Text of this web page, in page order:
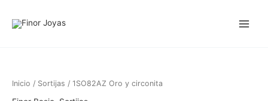
Inicio / Sortijas / 1SO82AZ Oro y circonita